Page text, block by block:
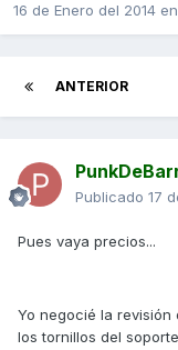
16 de Enero del 2014 en
ANTERIOR
Publicado 17
Pues vaya precios...
Yo negocié la revisión
los tornillos del